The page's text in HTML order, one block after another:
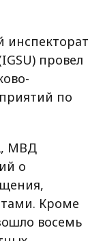
инспекторат
провел
по
МВД
о
Кроме
восемь